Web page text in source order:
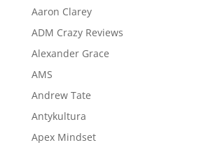
Aaron Clarey
ADM Crazy Reviews
Alexander Grace
AMS
Andrew Tate
Antykultura
Apex Mindset